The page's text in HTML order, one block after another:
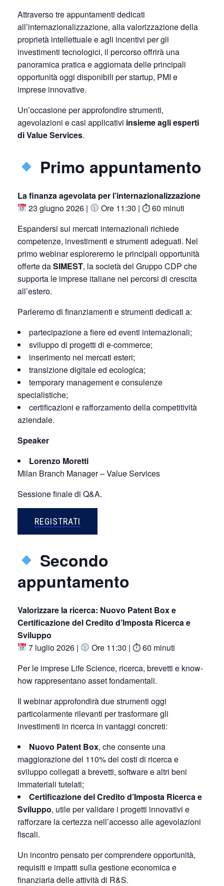
Attraverso tre appuntamenti dedicati
all’internazionalizzazione, alla valorizzazione della
proprietà intellettuale e agli incentivi per gli
investimenti tecnologici, il percorso offrirà una
panoramica pratica e aggiornata delle principali
opportunità oggi disponibili per startup, PMI e
imprese innovative.
Un’occasione per approfondire strumenti,
agevolazioni e casi applicativi insieme agli esperti
di Value Services.
Primo appuntamento
La finanza agevolata per l’internazionalizzazione
23 giugno 2026 |
Ore 11:30 | ⏱ 60 minuti
Espandersi sui mercati internazionali richiede
competenze, investimenti e strumenti adeguati. Nel
primo webinar esploreremo le principali opportunità
offerte daSIMEST, la società del Gruppo CDP che
supporta le imprese italiane nei percorsi di crescita
all’estero.
Parleremo di finanziamenti e strumenti dedicati a:
partecipazione a fiere ed eventi internazionali;
sviluppo di progetti di e-commerce;
inserimento nei mercati esteri;
transizione digitale ed ecologica;
temporary management e consulenze
specialistiche;
certificazioni e rafforzamento della competitività
aziendale.
Speaker
Lorenzo Moretti
Milan Branch Manager – Value Services
Sessione finale di Q&A.
REGISTRATI
Secondo
appuntamento
Valorizzare la ricerca: Nuovo Patent Box e
Certificazione del Credito d’Imposta Ricerca e
Sviluppo
7 luglio 2026 |
Ore 11:30 | ⏱ 60 minuti
Per le imprese Life Science, ricerca, brevetti e know-
how rappresentano asset fondamentali.
Il webinar approfondirà due strumenti oggi
particolarmente rilevanti per trasformare gli
investimenti in ricerca in vantaggi concreti:
Nuovo Patent Box, che consente una
maggiorazione del 110% dei costi di ricerca e
sviluppo collegati a brevetti, software e altri beni
immateriali tutelati;
Certificazione del Credito d’Imposta Ricerca e
Sviluppo, utile per validare i progetti innovativi e
rafforzare la certezza nell’accesso alle agevolazioni
fiscali.
Un incontro pensato per comprendere opportunità,
requisiti e impatti sulla gestione economica e
finanziaria delle attività di R&S.